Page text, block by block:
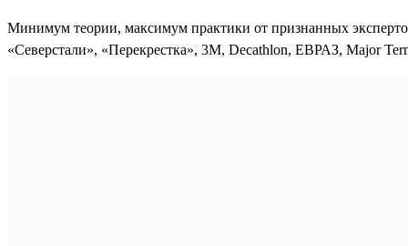
Минимум теории, максимум практики от признанных
«Северстали», «Перекрестка», 3М, Decathlon, ЕВРАЗ, Major